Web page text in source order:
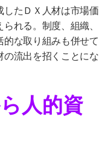
たＤＸ人材は市場価
れる。制度、組織、
な取り組みも併せて
流出を招くことにな
人的資